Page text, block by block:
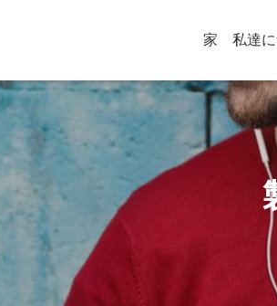
家 私達